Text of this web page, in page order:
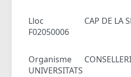
Lloc
CAP DE LA
F02050006
Organisme
UNIVERSITATS